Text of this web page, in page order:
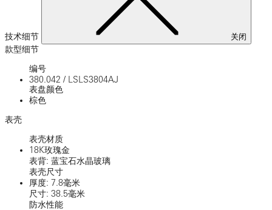
技术细节 关闭
款型细节
编号
380.042 /
LSLS3804AJ
表盘颜色
棕色
表壳
表壳材质
18K玫瑰金
表背: 蓝宝石水晶玻璃
表壳尺寸
厚度: 7.8毫米
尺寸: 38.5毫米
防水性能